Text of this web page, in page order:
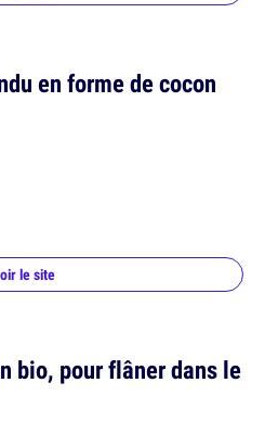
en forme de cocon
le site
bio, pour flâner dans le